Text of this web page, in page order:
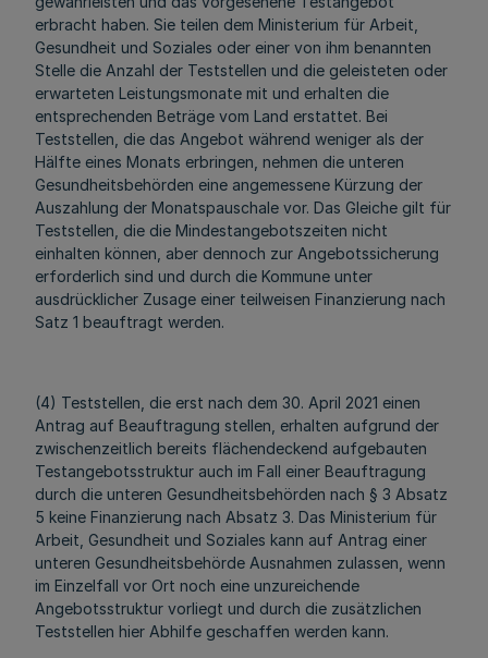
erbracht haben. Sie teilen dem Ministerium für Arbeit,
Gesundheit und Soziales oder einer von ihm benannten
Stelle die Anzahl der Teststellen und die geleisteten oder
erwarteten Leistungsmonate mit und erhalten die
entsprechenden Beträge vom Land erstattet. Bei
Teststellen, die das Angebot während weniger als der
Hälfte eines Monats erbringen, nehmen die unteren
Gesundheitsbehörden eine angemessene Kürzung der
Auszahlung der Monatspauschale vor. Das Gleiche gilt für
Teststellen, die die Mindestangebotszeiten nicht
einhalten können, aber dennoch zur Angebotssicherung
erforderlich sind und durch die Kommune unter
ausdrücklicher Zusage einer teilweisen Finanzierung nach
Satz 1 beauftragt werden.
(4) Teststellen, die erst nach dem 30. April 2021 einen
Antrag auf Beauftragung stellen, erhalten aufgrund der
zwischenzeitlich bereits flächendeckend aufgebauten
Testangebotsstruktur auch im Fall einer Beauftragung
durch die unteren Gesundheitsbehörden nach § 3 Absatz
5 keine Finanzierung nach Absatz 3. Das Ministerium für
Arbeit, Gesundheit und Soziales kann auf Antrag einer
unteren Gesundheitsbehörde Ausnahmen zulassen, wenn
im Einzelfall vor Ort noch eine unzureichende
Angebotsstruktur vorliegt und durch die zusätzlichen
Teststellen hier Abhilfe geschaffen werden kann.